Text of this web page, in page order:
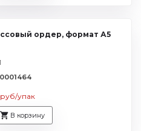
ордер, формат А5
руб/упак
В корзину